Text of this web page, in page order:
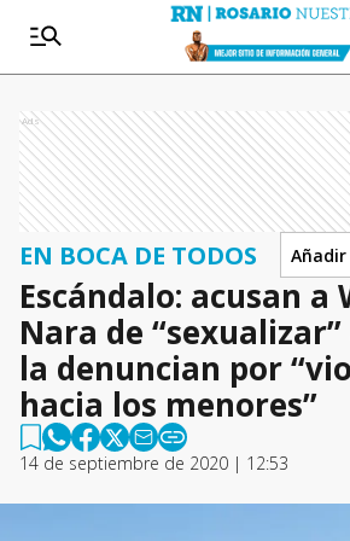
Ads
EN BOCA DE TODOS
Escándalo: acusan a
Nara de
la denuncian por
hacia los menores”
14 de septiembre de 2020 | 12:53